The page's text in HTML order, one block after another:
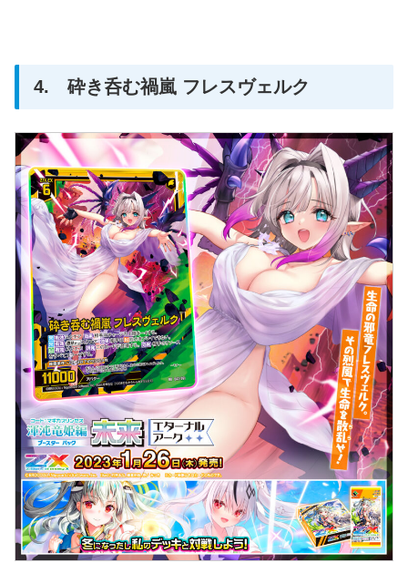
4. 砕き呑む禍嵐 フレスヴェルク